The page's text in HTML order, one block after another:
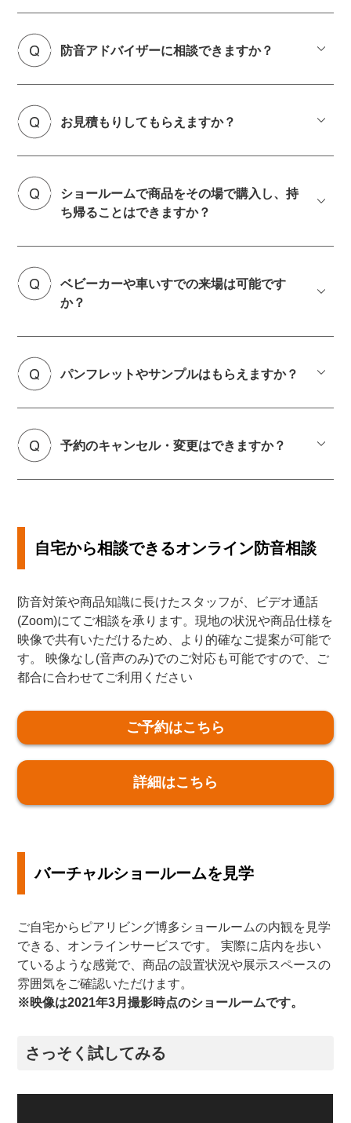
防音アドバイザーに相談できますか？
お見積もりしてもらえますか？
ショールームで商品をその場で購入し、持
ち帰ることはできますか？
ベビーカーや車いすでの来場は可能です
か？
パンフレットやサンプルはもらえますか？
予約のキャンセル・変更はできますか？
自宅から相談できるオンライン防音相談
防音対策や商品知識に長けたスタッフが、ビデオ通話
(Zoom)にてご相談を承ります。現地の状況や商品仕様を
映像で共有いただけるため、より的確なご提案が可能で
す。 映像なし(音声のみ)でのご対応も可能ですので、ご
都合に合わせてご利用ください
ご予約はこちら
詳細はこちら
バーチャルショールームを見学
ご自宅からピアリビング博多ショールームの内観を見学
できる、オンラインサービスです。 実際に店内を歩い
ているような感覚で、商品の設置状況や展示スペースの
雰囲気をご確認いただけます。
※映像は2021年3月撮影時点のショールームです。
さっそく試してみる